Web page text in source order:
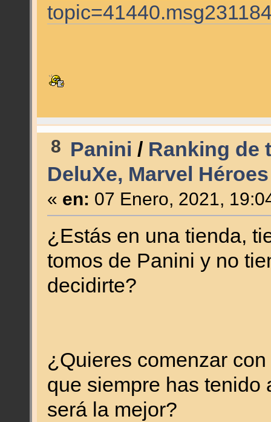
8 Panini / Ranking de
DeluXe, Marvel
« en: 07 Enero, 2021,
¿Estás en una tienda,
tomos de Panini y no
decidirte?
¿Quieres comenzar
que siempre has tenido
será la mejor?